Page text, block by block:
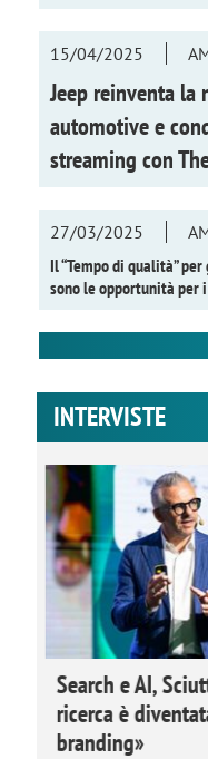
15/04/2025
Jeep reinventa la
automotive e
streaming con
27/03/2025
Il “Tempo di qualità”
sono le opportunità per
INTERVISTE
Search e AI,
ricerca è
branding»